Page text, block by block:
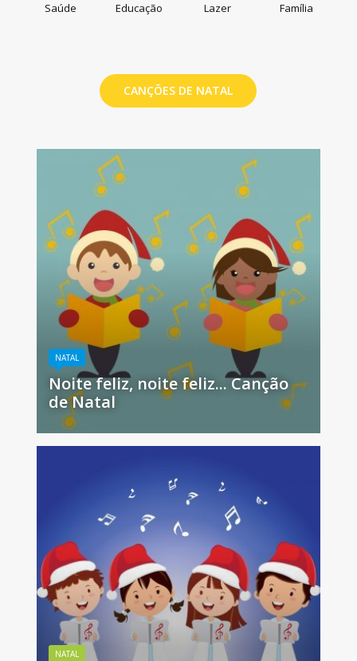
Saúde Educação Lazer Família
CANÇÕES DE NATAL
NATAL
Noite feliz, noite feliz... Canção
de Natal
NATAL